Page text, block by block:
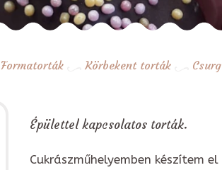
Formatorták Körbekent torták
Épülettel kapcsolatos torták.
Cukrászműhelyemben készítem